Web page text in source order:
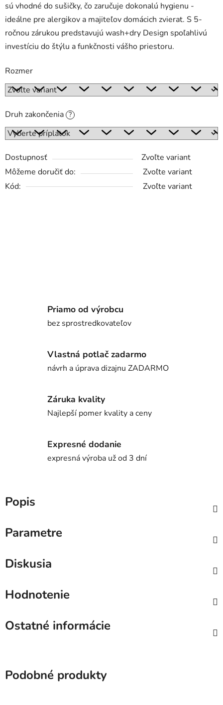
sú vhodné do sušičky, čo zaručuje dokonalú hygienu -
ideálne pre alergikov a majiteľov domácich zvierat. S 5-
ročnou zárukou predstavujú wash+dry Design spoľahlivú
investíciu do štýlu a funkčnosti vášho priestoru.
Rozmer
Druh zakončenia ?
Dostupnosť
Zvoľte variant
Môžeme doručiť do:
Zvoľte variant
Kód:
Zvoľte variant
Priamo od výrobcu
bez sprostredkovateľov
Vlastná potlač zadarmo
návrh a úprava dizajnu ZADARMO
Záruka kvality
Najlepší pomer kvality a ceny
Expresné dodanie
expresná výroba už od 3 dní
Popis
Parametre
Diskusia
Hodnotenie
Ostatné informácie
Podobné produkty